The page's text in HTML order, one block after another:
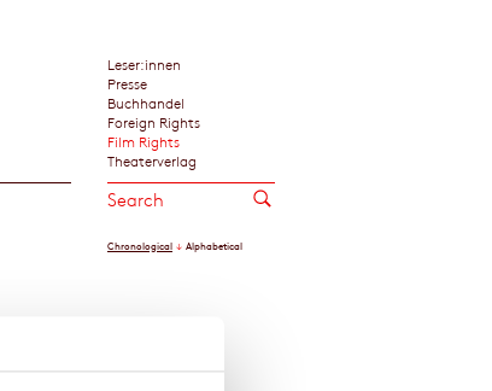
Leser:innen
Presse
Buchhandel
Foreign Rights
Film Rights
Theaterverlag
Chronological Alphabetical